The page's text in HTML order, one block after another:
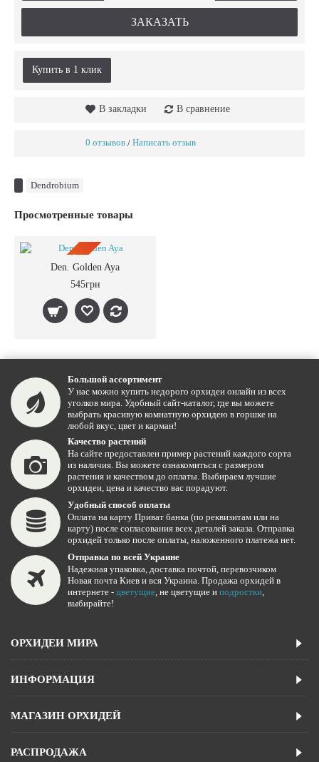
ЗАКАЗАТЬ
Купить в 1 клик
В закладки В сравнение
0 отзывов / Написать отзыв
Dendrobium
Просмотренные товары
ПРЕДЗАКАЗ
Den. Golden Aya
545грн
Большой ассортимент
У нас можно купить недорого орхидеи онлайн из всех
уголков мира. Удобный сайт-каталог, где вы можете
выбрать красивую комнатную орхидею в горшке на
любой вкус, цвет и карман!
Качество растений
На сайте предоставлен пример растений каждого сорта
из наличия. Вы можете ознакомиться с размером
растения и качеством до оплаты. Выбираем лучшие
орхидеи, цена и качество вас порадуют.
Удобный способ оплаты
Оплата на карту Приват банка (по реквизитам или на
карту) после согласования всех деталей заказа. Отправка
орхидей только после оплаты, наложенного платежа нет.
Отправка по всей Украине
Надежная упаковка, доставка почтой, перевозчиком
Новая почта Киев и вся Украина. Продажа орхидей в
интернете - цветущие, не цветущие и подростки,
выбирайте!
ОРХИДЕИ МИРА
ИНФОРМАЦИЯ
МАГАЗИН ОРХИДЕЙ
РАСПРОДАЖА